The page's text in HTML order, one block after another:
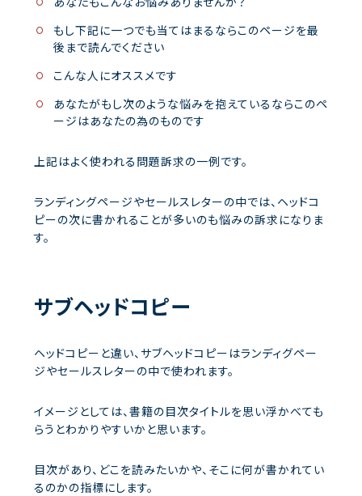
もし下記に一つでも当てはまるならこのページを最
後まで読んでください
こんな人にオススメです
あなたがもし次のような悩みを抱えているならこのペ
ージはあなたの為のものです
上記はよく使われる問題訴求の一例です。
ランディングページやセールスレターの中では、ヘッドコ
ピーの次に書かれることが多いのも悩みの訴求になりま
す。
サブヘッドコピー
ヘッドコピーと違い、サブヘッドコピーはランディグペー
ジやセールスレターの中で使われます。
イメージとしては、書籍の目次タイトルを思い浮かべても
らうとわかりやすいかと思います。
目次があり、どこを読みたいかや、そこに何が書かれてい
るのかの指標にします。